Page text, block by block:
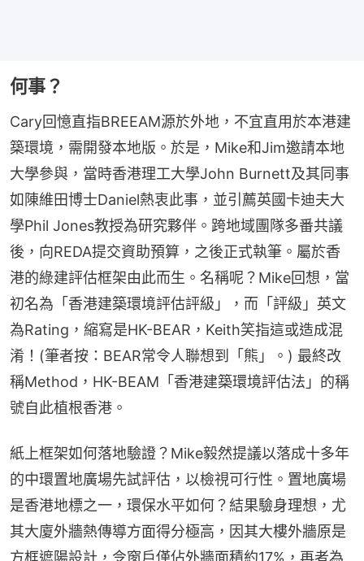
何事？
Cary回憶直指BREEAM源於外地，不宜直用於本港建
築環境，需開發本地版。於是，Mike和Jim邀請本地
大學參與，當時香港理工大學John Burnett及其同事
如陳維田博士Daniel熱衷此事，並引薦英國卡迪夫大
學Phil Jones教授為研究夥伴。跨地域團隊多番共議
後，向REDA提交資助預算，之後正式執筆。屬於香
港的綠建評估框架由此而生。名稱呢？Mike回想，當
初名為「香港建築環境評估評級」，而「評級」英文
為Rating，縮寫是HK-BEAR，Keith笑指這或造成混
淆！(筆者按：BEAR常令人聯想到「熊」。) 最終改
稱Method，HK-BEAM「香港建築環境評估法」的稱
號自此植根香港。
紙上框架如何落地驗證？Mike毅然提議以落成十多年
的中環置地廣場先試評估，以檢視可行性。置地廣場
是香港地標之一，環保水平如何？結果驗身理想，尤
其大廈外牆熱傳導方面得分極高，因其大樓外牆原是
方框遮陽設計，令窗戶僅佔外牆面積約17%，再者為